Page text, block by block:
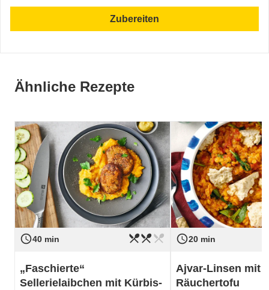
Zubereiten
Ähnliche Rezepte
access_time40 min
Schwierigkeit mittel
restaurant_menurestaurant_menurestaurant_menu
„Faschierte“
Sellerielaibchen mit Kürbis-
access_time20 min
Schwierigkeit
Ajvar-Linsen mit
Räuchertofu